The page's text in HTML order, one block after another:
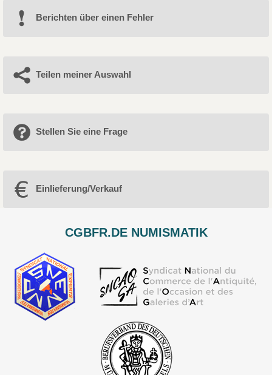
Berichten über einen Fehler
Teilen meiner Auswahl
Stellen Sie eine Frage
Einlieferung/Verkauf
CGBFR.DE NUMISMATIK